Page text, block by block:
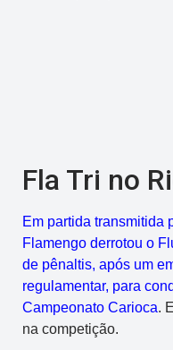
Fla Tri no
Em partida transmitida
Flamengo derrotou o
de pênaltis, após um
regulamentar, para
Campeonato Carioca.
na competição.